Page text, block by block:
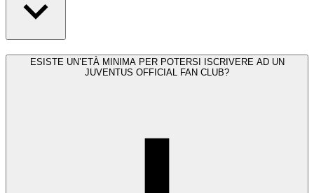
ESISTE UN’ETÀ MINIMA PER POTERSI ISCRIVERE AD UN
JUVENTUS OFFICIAL FAN CLUB?